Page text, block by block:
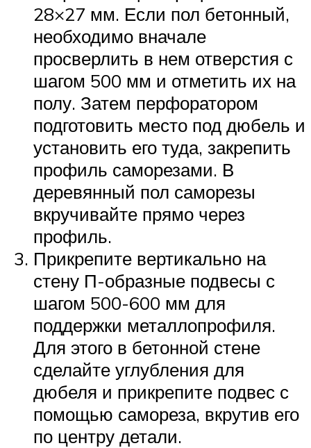
28×27 мм. Если пол бетонный,
необходимо вначале
просверлить в нем отверстия с
шагом 500 мм и отметить их на
полу. Затем перфоратором
подготовить место под дюбель и
установить его туда, закрепить
профиль саморезами. В
деревянный пол саморезы
вкручивайте прямо через
профиль.
Прикрепите вертикально на
стену П-образные подвесы с
шагом 500-600 мм для
поддержки металлопрофиля.
Для этого в бетонной стене
сделайте углубления для
дюбеля и прикрепите подвес с
помощью самореза, вкрутив его
по центру детали.